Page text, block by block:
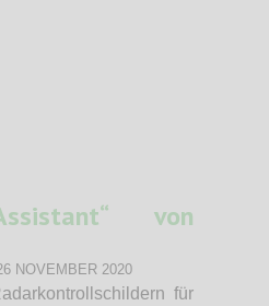
von
NOVEMBER 2020
für